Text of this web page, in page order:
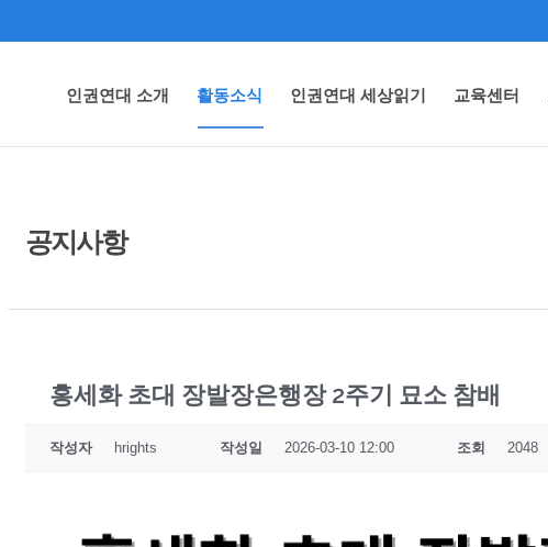
인권연대 소개 활동소식 인권연대 세상읽기 교육센터
공지사항
홍세화 초대 장발장은행장 2주기 묘소 참배
작성자 hrights 작성일 2026-03-10 12:00 조회 2048